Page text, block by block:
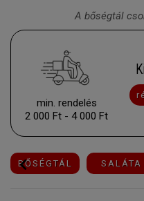
A bőségtál
min. rendelés
2 000 Ft - 4 000 Ft
BŐSÉGTÁL SALÁTA